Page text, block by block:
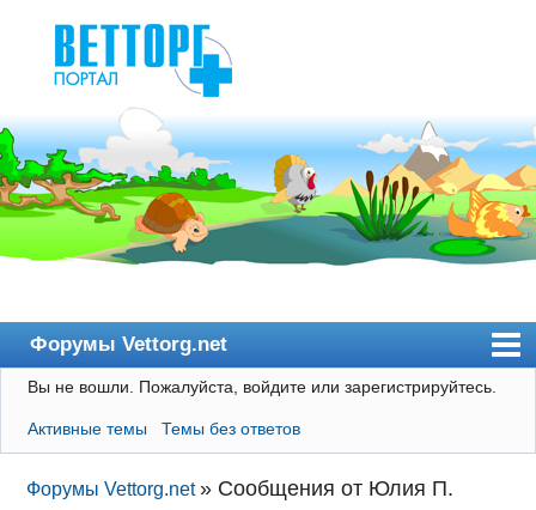
Форумы Vettorg.net
Главная
Пользователи
Правила
Вы не вошли. Пожалуйста, войдите или зарегистрируйтесь.
Активные темы Темы без ответов
Форумы Vettorg.net » Сообщения от Юлия П.